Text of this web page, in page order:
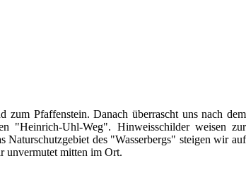
Pfaffenstein. Danach überrascht uns nach dem
"Heinrich-Uhl-Weg". Hinweisschilder weisen zur
des "Wasserbergs" steigen wir auf
unvermutet mitten im Ort.